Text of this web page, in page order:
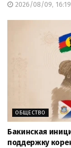
2026/08/09, 16:19
ОБЩЕСТВО
Бакинская
поддержку